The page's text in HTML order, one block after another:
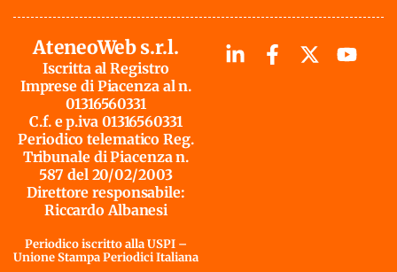
AteneoWeb s.r.l.
Iscritta al Registro
Imprese di Piacenza al n.
01316560331
C.f. e p.iva 01316560331
Periodico telematico Reg.
Tribunale di Piacenza n.
587 del 20/02/2003
Direttore responsabile:
Riccardo Albanesi
Periodico iscritto alla USPI –
Unione Stampa Periodici Italiana